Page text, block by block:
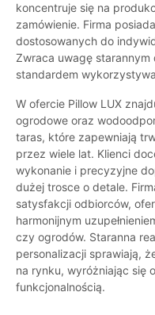
koncentruje się na
zamówienie. Firma
dostosowanych do
Zwraca uwagę starannym
standardem
W ofercie Pillow LUX
ogrodowe oraz
taras, które zapewniają
przez wiele lat. Klienci
wykonanie i precyzyjne
dużej trosce o detale.
satysfakcji odbiorców,
harmonijnym
czy ogrodów. Staranna
personalizacji sprawiają,
na rynku, wyróżniając się
funkcjonalnością.